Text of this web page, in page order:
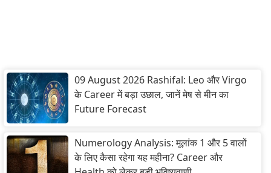
09 August 2026 Rashifal: Leo और Virgo
के Career में बड़ा उछाल, जानें मेष से मीन का
Future Forecast
Numerology Analysis: मूलांक 1 और 5 वालों
के लिए कैसा रहेगा यह महीना? Career और